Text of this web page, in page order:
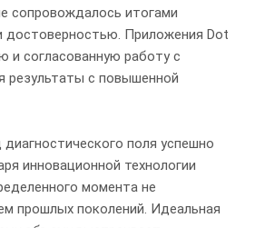
сопровождалось итогами
достоверностью. Приложения Dot
и согласованную работу с
результаты с повышенной
поля успешно
инновационной технологии
момента не
прошлых поколений. Идеальная